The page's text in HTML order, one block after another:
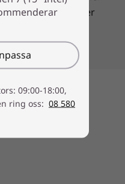
på region/modell.
företag, produkter
eller
09:00-18:00,
ring oss: 08 580